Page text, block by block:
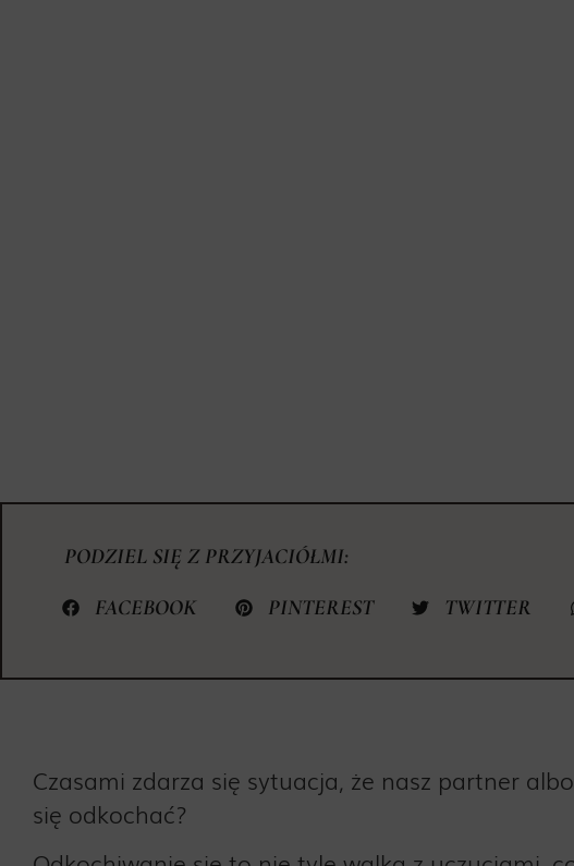
PODZIEL SIĘ Z PRZYJACIÓŁMI:
FACEBOOK
PINTEREST TWITTER
Czasami zdarza się sytuacja, że nasz partner
się odkochać?